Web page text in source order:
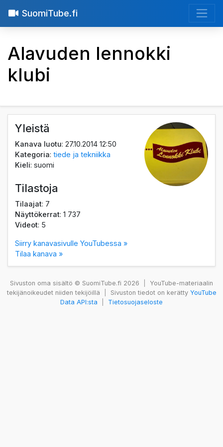
SuomiTube.fi
Alavuden lennokki
klubi
Yleistä
Kanava luotu: 27.10.2014 12:50
Kategoria:tiede ja tekniikka
Kieli: suomi
Tilastoja
Tilaajat: 7
Näyttökerrat: 1 737
Videot: 5
Siirry kanavasivulle YouTubessa »
Tilaa kanava »
Sivuston oma sisältö © SuomiTube.fi 2026
YouTube-materiaalin
tekijänoikeudet niiden tekijöillä
Sivuston tiedot on kerätty YouTube
Data API:sta
Tietosuojaseloste